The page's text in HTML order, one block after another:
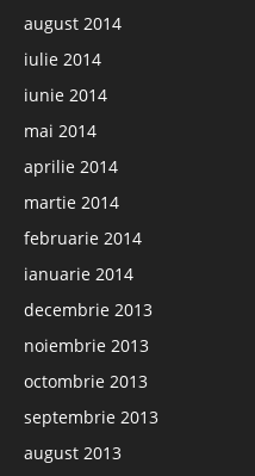
august 2014
iulie 2014
iunie 2014
mai 2014
aprilie 2014
martie 2014
februarie 2014
ianuarie 2014
decembrie 2013
noiembrie 2013
octombrie 2013
septembrie 2013
august 2013